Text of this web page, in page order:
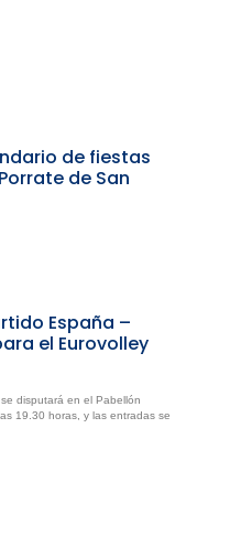
de fiestas
de San
España –
el Eurovolley
disputará en el Pabellón
19.30 horas, y las entradas se